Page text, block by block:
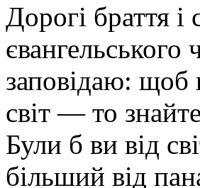
Дорогі браття і
заповідаю: щоб
світ — то
Були б ви від
більший від